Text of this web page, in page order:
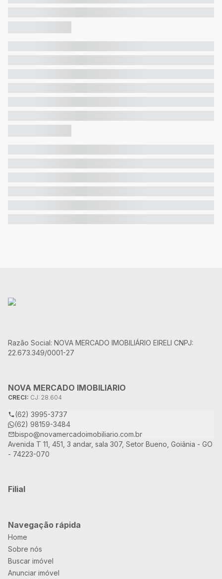
Razão Social: NOVA MERCADO IMOBILIÁRIO EIRELI CNPJ:
22.673.349/0001-27
NOVA MERCADO IMOBILIARIO
CRECI: CJ: 28.604
(62) 3995-3737
(62) 98159-3484
bispo@novamercadoimobiliario.com.br
Avenida T 11, 451, 3 andar, sala 307, Setor Bueno, Goiânia - GO
- 74223-070
Filial
Navegação rápida
Home
Sobre nós
Buscar imóvel
Anunciar imóvel